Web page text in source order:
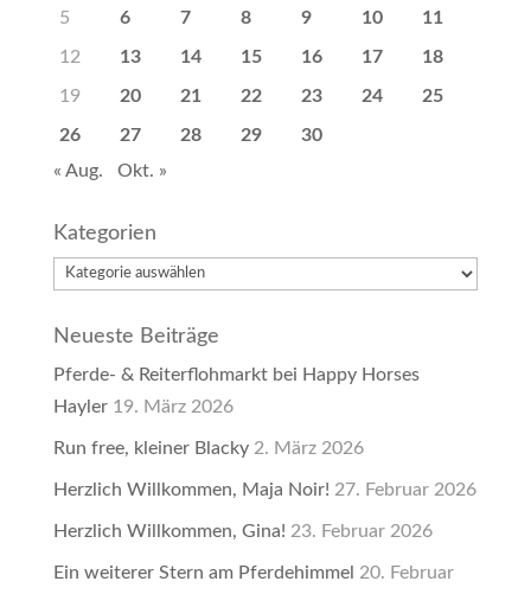
5 6 7 8 9 10 11
12 13 14 15 16 17 18
19 20 21 22 23 24 25
26 27 28 29
30
« Aug.
Okt. »
Kategorien
Kategorien
Neueste Beiträge
Pferde- & Reiterflohmarkt bei Happy Horses
Hayler 19. März 2026
Run free, kleiner Blacky 2. März 2026
Herzlich Willkommen, Maja Noir! 27. Februar 2026
Herzlich Willkommen, Gina! 23. Februar 2026
Ein weiterer Stern am Pferdehimmel 20. Februar